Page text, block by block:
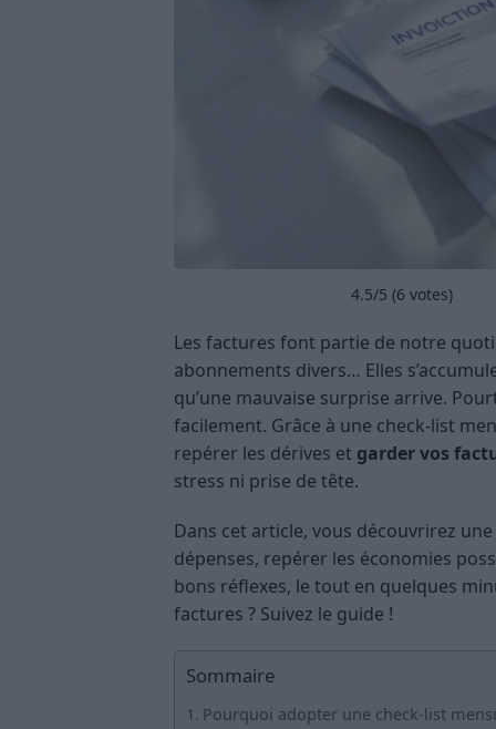
4.5/5 (6 votes)
Les factures font partie de notre
abonnements divers… Elles
qu’une mauvaise surprise arrive.
facilement. Grâce à une check-list
repérer les dérives et garder vos
stress ni prise de tête.
Dans cet article, vous découvrirez
dépenses, repérer les économies
bons réflexes, le tout en quelques
factures ? Suivez le guide !
Sommaire
Pourquoi adopter une check-list